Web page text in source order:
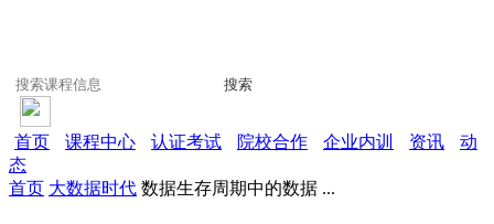
搜索
首页 课程中心 认证考试 院校合作 企业内训 资讯
动
态
首页 大数据时代 数据生存周期中的数据 ...